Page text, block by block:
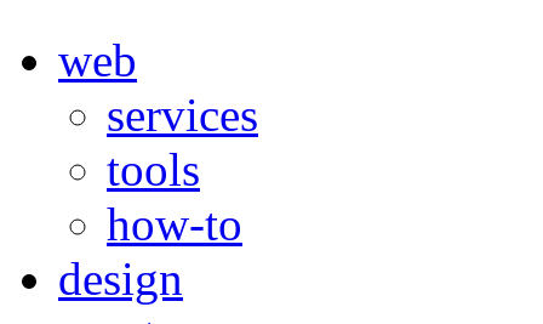
web
services
tools
how-to
design